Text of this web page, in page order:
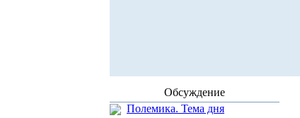
Обсуждение
Полемика. Тема дня